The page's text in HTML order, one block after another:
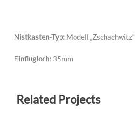
Nistkasten-Typ: Modell „Zschachwitz“
Einflugloch: 35mm
Related Projects